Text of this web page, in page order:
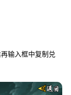
输入框中复制兑